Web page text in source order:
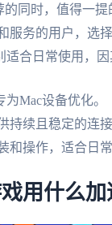
同时，值得一
服务的用户，选
适合日常使用，
Mac设备优化。
持续且稳定的连接
和操作，适合日常
用什么